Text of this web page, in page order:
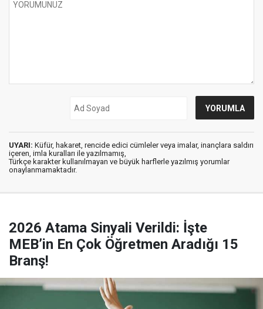
UYARI: Küfür, hakaret, rencide edici cümleler veya imalar, inançlara saldırı
içeren, imla kuralları ile yazılmamış,
Türkçe karakter kullanılmayan ve büyük harflerle yazılmış yorumlar
onaylanmamaktadır.
2026 Atama Sinyali Verildi: İşte
MEB’in En Çok Öğretmen Aradığı 15
Branş!